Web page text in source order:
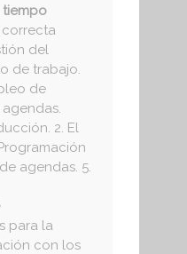
tiempo
del
de trabajo.
de
2. El
agendas. 5.
para la
con los